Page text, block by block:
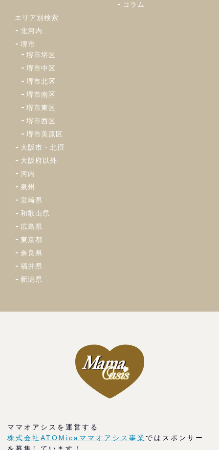
コラム
エリア別検索
北河内
堺市
堺市堺区
堺市中区
堺市北区
堺市南区
堺市東区
堺市西区
堺市美原区
大阪市・北摂
大阪府以外
河内
泉州
宮崎県
和歌山県
広島県
東京都
奈良県
福井県
新潟県
ママオアシスを運営する
株式会社ATOMicaママオアシス事業 ではスポンサー